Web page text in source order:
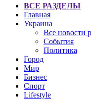
ВСЕ РАЗДЕЛЫ
Главная
Украина
Все новости
События
Политика
Город
Мир
Бизнес
Спорт
Lifestyle